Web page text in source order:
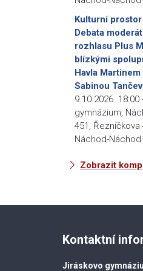
Kulturní prostor
Debata
rozhlasu Plus
blízkými
Havla
Sabinou
9.10.2026 18:00
gymnázium,
451, Řezníčkova
Náchod-Náchod
Zobrazit
Kontaktní
Jiráskovo